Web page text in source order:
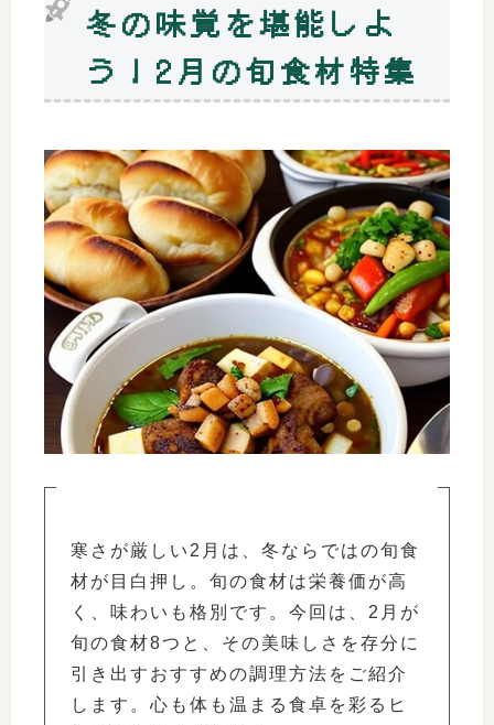
冬の味覚を堪能しよ
う！2月の旬食材特集
寒さが厳しい2月は、冬ならではの旬食
材が目白押し。旬の食材は栄養価が高
く、味わいも格別です。今回は、2月が
旬の食材8つと、その美味しさを存分に
引き出すおすすめの調理方法をご紹介
します。心も体も温まる食卓を彩るヒ